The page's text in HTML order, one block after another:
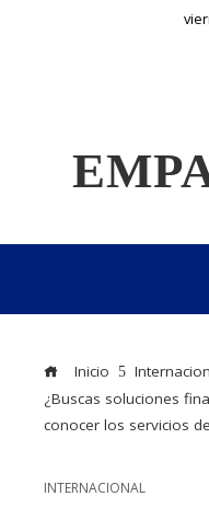
Inicio
¿Buscas soluciones
conocer los servicios
INTERNACIONAL